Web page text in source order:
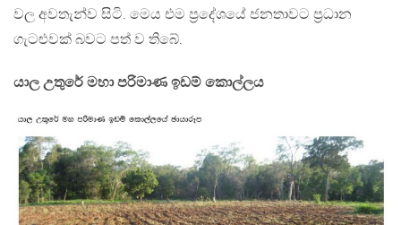
වල අවතැන්ව සිටි. මෙය එම ප‍්‍රදේශයේ ජනතාවට ප‍්‍රධාන
ගැටළුවක් බවට පත් ව තිබේ.
යාල උතුරේ මහා පරිමාණ ඉඩම් කොල්ලය